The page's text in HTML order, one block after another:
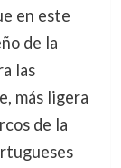
en este
de la
las
más ligera
de la